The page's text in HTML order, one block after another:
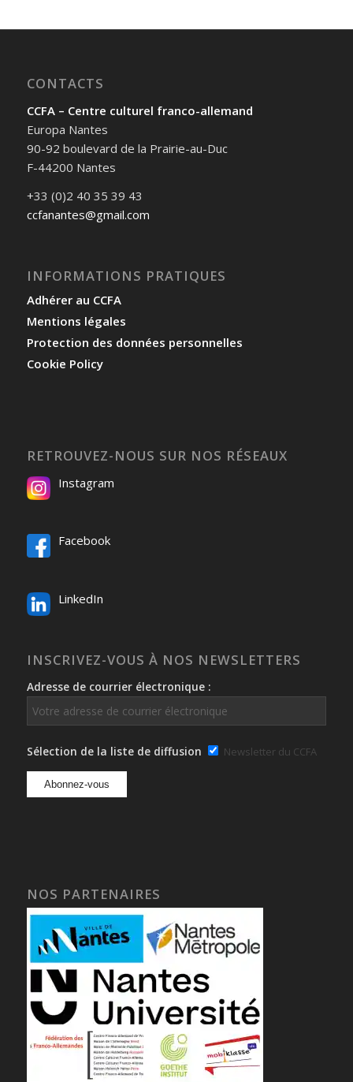
CONTACTS
CCFA – Centre culturel franco-allemand
Europa Nantes
90-92 boulevard de la Prairie-au-Duc
F-44200 Nantes
+33 (0)2 40 35 39 43
ccfanantes@gmail.com
INFORMATIONS PRATIQUES
Adhérer au CCFA
Mentions légales
Protection des données personnelles
Cookie Policy
RETROUVEZ-NOUS SUR NOS RÉSEAUX
Instagram
Facebook
LinkedIn
INSCRIVEZ-VOUS À NOS NEWSLETTERS
Adresse de courrier électronique :
Sélection de la liste de diffusion Newsletter du CCFA
NOS PARTENAIRES